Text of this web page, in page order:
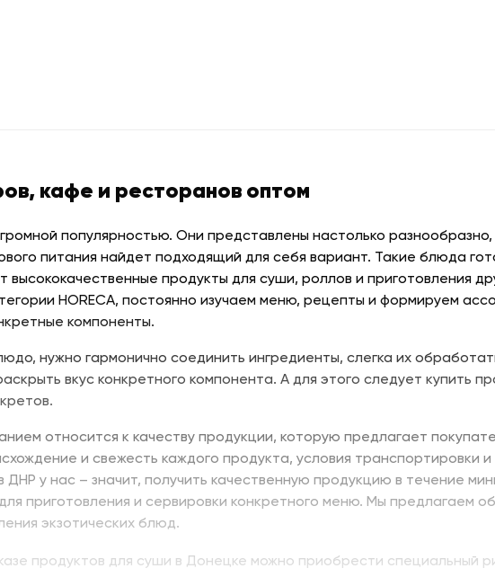
кафе и ресторанов оптом
популярностью. Они представлены настолько
питания найдет подходящий для себя вариант. Такие блюда
продукты для суши, роллов и приготовления
HORECA, постоянно изучаем меню, рецепты и формируем
компоненты.
нужно гармонично соединить ингредиенты, слегка их
вкус конкретного компонента. А для этого следует купить
относится к качеству продукции, которую предлагает
и свежесть каждого продукта, условия транспортировки
ДНР у нас – значит, получить качественную продукцию в течение
приготовления и сервировки конкретного меню. Мы предлагаем
экзотических блюд.
продуктов для суши в Донецке можно приобрести специальный